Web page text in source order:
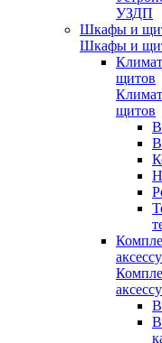
УЗДП
Шкафы и
Шкафы и
щитов
щитов